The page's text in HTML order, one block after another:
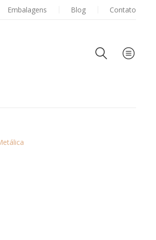
PORTACARTÕES DE VISITA
Embalagens Blog Contato